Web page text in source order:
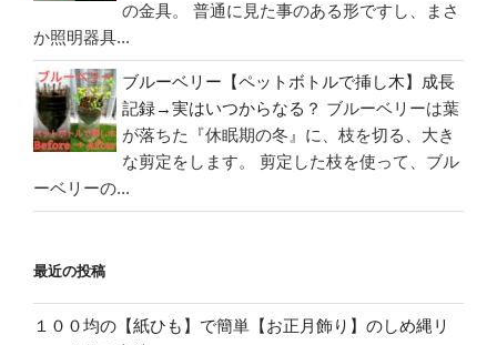
の金具。 普通に見た事のある形ですし、まさ
か照明器具...
ブルーベリー【ペットボトルで挿し木】成長
記録→実はいつからなる？ ブルーベリーは葉
が落ちた『休眠期の冬』に、枝を切る、大き
な剪定をします。 剪定した枝を使って、ブル
ーベリーの...
最近の投稿
１００均の【紙ひも】で簡単【お正月飾り】のしめ縄リ